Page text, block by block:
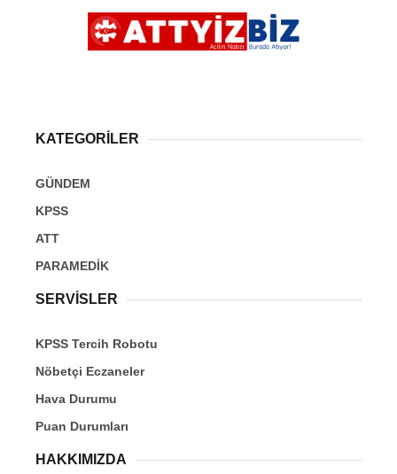
KATEGORİLER
GÜNDEM
KPSS
ATT
PARAMEDİK
SERVİSLER
KPSS Tercih Robotu
Nöbetçi Eczaneler
Hava Durumu
Puan Durumları
HAKKIMIZDA